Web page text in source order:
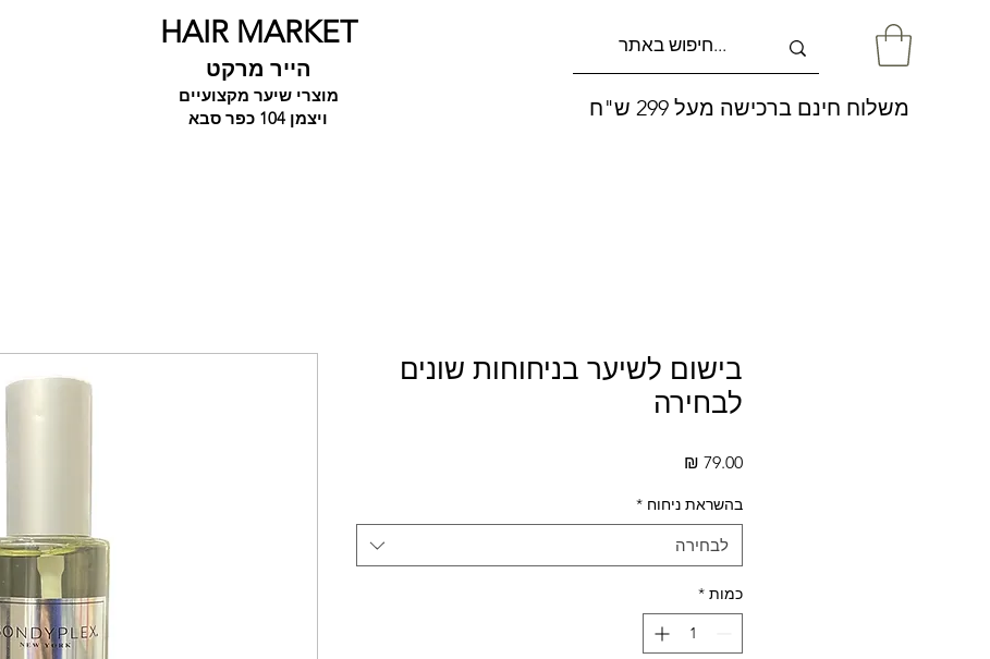
HAIR MARKET
הייר מרקט
מוצרי שיער מקצועיים
ויצמן 104 כפר סבא
משלוח חינם ברכישה מעל 299 ש"ח
בישום לשיער בניחוחות שונים
לבחירה
בהשראת ניחוח *
לבחירה
כמות *